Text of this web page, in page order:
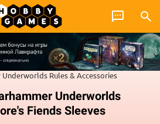
Underworlds Rules & Accessories
Underworlds
Fiends Sleeves